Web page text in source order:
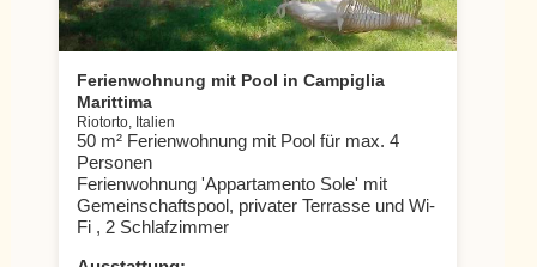
Ferienwohnung mit Pool in Campiglia
Marittima
Riotorto, Italien
50 m² Ferienwohnung mit Pool für max. 4
Personen
Ferienwohnung 'Appartamento Sole' mit
Gemeinschaftspool, privater Terrasse und Wi-
Fi , 2 Schlafzimmer